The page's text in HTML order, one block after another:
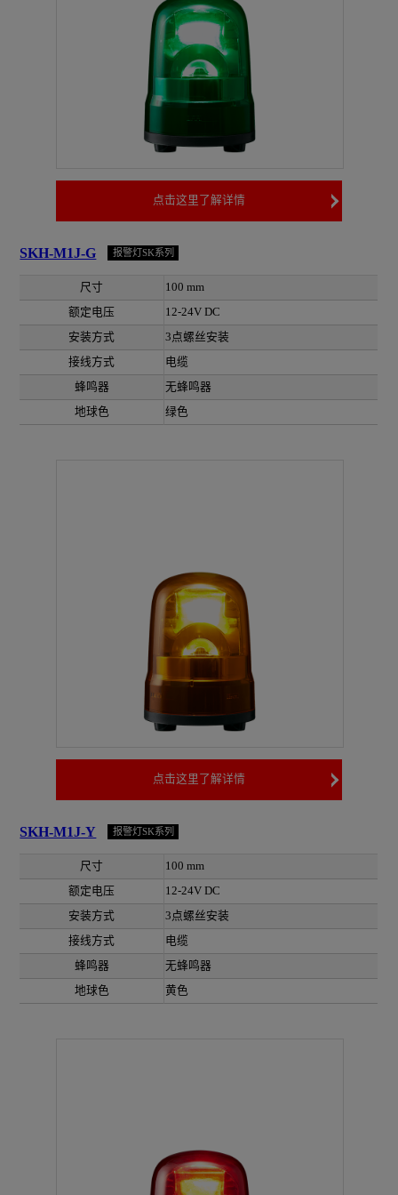
点击这里了解详情
SKH-M1J-G 报警灯SK系列
尺寸
100 mm
额定电压
12-24V DC
安装方式
3点螺丝安装
接线方式
电缆
蜂鸣器
无蜂鸣器
地球色
绿色
点击这里了解详情
SKH-M1J-Y 报警灯SK系列
尺寸
100 mm
额定电压
12-24V DC
安装方式
3点螺丝安装
接线方式
电缆
蜂鸣器
无蜂鸣器
地球色
黄色